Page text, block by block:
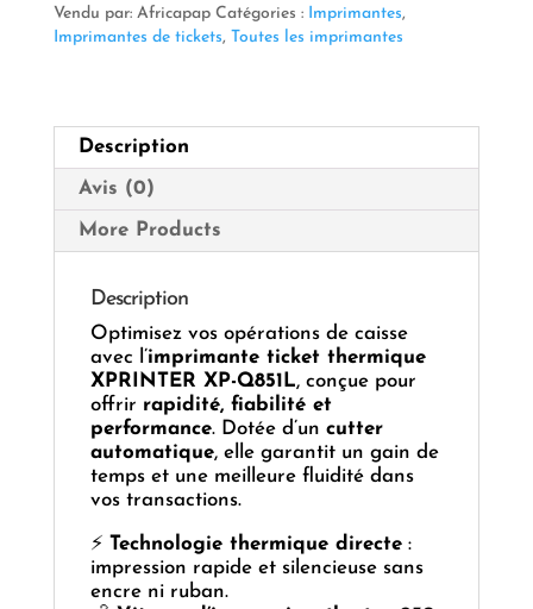
XPRINTER
XP-
avec
cutter,
230
Vendu par: Africapap Catégories : Imprimantes,
Imprimantes de tickets, Toutes les imprimantes
Description
Avis (0)
More Products
Description
Optimisez vos opérations de caisse
avec l’imprimante ticket thermique
XPRINTER XP-Q851L, conçue pour
offrir rapidité, fiabilité et
performance. Dotée d’un cutter
automatique, elle garantit un gain de
temps et une meilleure fluidité dans
vos transactions.
⚡ Technologie thermique directe:
impression rapide et silencieuse sans
encre ni ruban.